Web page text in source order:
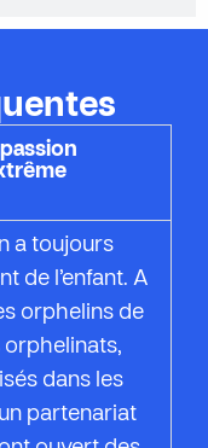
a toujours
de l’enfant. A
orphelins de
orphelinats,
dans les
partenariat